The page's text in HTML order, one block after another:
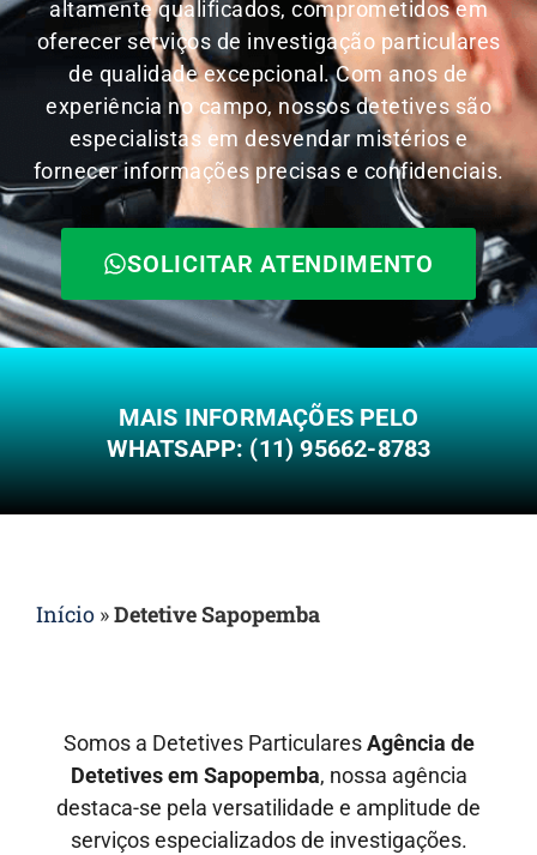
altamente qualificados, comprometidos em
oferecer serviços de investigação particulares
de qualidade excepcional. Com anos de
experiência no campo, nossos detetives são
especialistas em desvendar mistérios e
fornecer informações precisas e confidenciais.
SOLICITAR ATENDIMENTO
MAIS INFORMAÇÕES PELO
WHATSAPP: (11) 95662-8783
Início »Detetive Sapopemba
Somos a Detetives ParticularesAgência de
Detetives em Sapopemba, nossa agência
destaca-se pela versatilidade e amplitude de
serviços especializados de investigações.